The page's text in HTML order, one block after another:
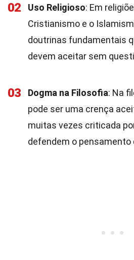
02 Uso Religioso: Em
Cristianismo e o
doutrinas fundamentais
devem aceitar sem
03 Dogma na Filosofia: Na
pode ser uma crença
muitas vezes criticada
defendem o pensamento